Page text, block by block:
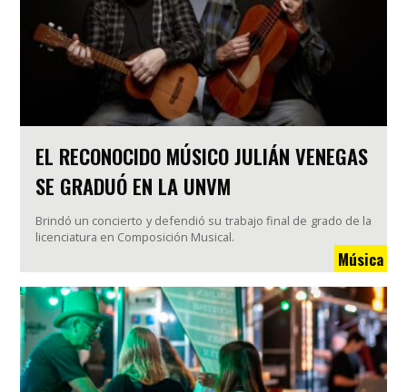
EL RECONOCIDO MÚSICO JULIÁN VENEGAS
SE GRADUÓ EN LA UNVM
Brindó un concierto y defendió su trabajo final de grado de la
licenciatura en Composición Musical.
Música